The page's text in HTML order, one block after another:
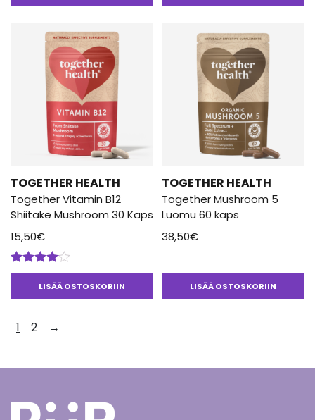
TOGETHER HEALTH
Together Vitamin B12
Shiitake Mushroom 30 Kaps
15,50€
Arvostelu
tuotteesta:LISÄÄ OSTOSKORIIN
TOGETHER HEALTH
Together Mushroom 5
Luomu 60 kaps
38,50€
LISÄÄ OSTOSKORIIN
1 2 →